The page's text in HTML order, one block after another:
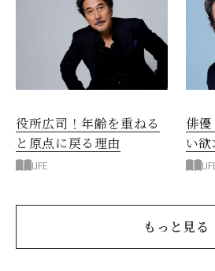
役所広司！年齢を重ねる
と原点に戻る理由
LIFE
俳
い
ルギ
もっと見る